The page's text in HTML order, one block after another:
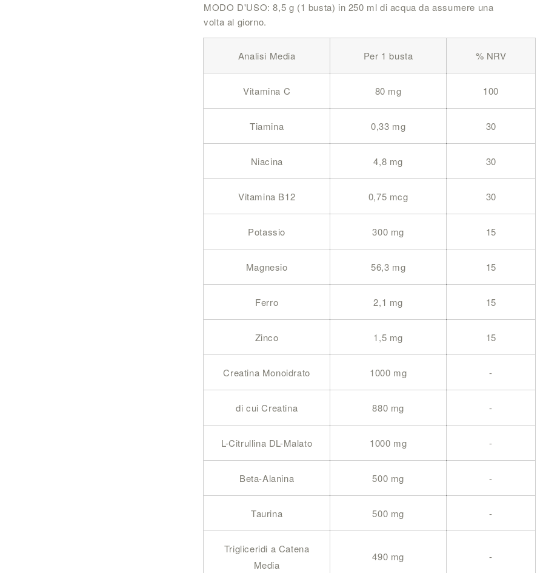
MODO D'USO: 8,5 g (1 busta) in 250 ml di acqua da assumere una
volta al giorno.
Analisi Media Per 1 busta % NRV
Vitamina C 80 mg 100
Tiamina 0,33 mg 30
Niacina 4,8 mg 30
Vitamina B12 0,75 mcg 30
Potassio 300 mg 15
Magnesio 56,3 mg 15
Ferro 2,1 mg 15
Zinco 1,5 mg 15
Creatina Monoidrato 1000 mg -
di cui Creatina 880 mg -
L-Citrullina DL-Malato 1000 mg -
Beta-Alanina 500 mg -
Taurina 500 mg -
Trigliceridi a Catena
Media
490 mg -